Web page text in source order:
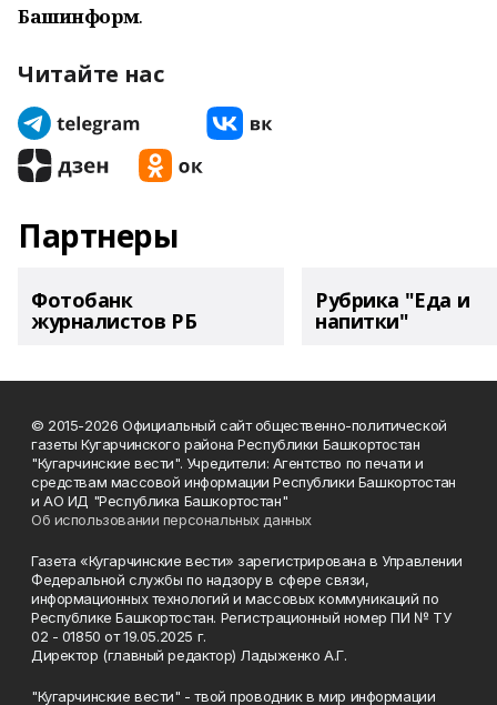
Башинформ.
Читайте нас
Партнеры
Фотобанк
журналистов РБ
Рубрика "Еда и
напитки"
© 2015-2026 Официальный сайт общественно-политической
газеты Кугарчинского района Республики Башкортостан
"Кугарчинские вести". Учредители: Агентство по печати и
средствам массовой информации Республики Башкортостан
и АО ИД "Республика Башкортостан"
Об использовании персональных данных
Газета «Кугарчинские вести» зарегистрирована в Управлении
Федеральной службы по надзору в сфере связи,
информационных технологий и массовых коммуникаций по
Республике Башкортостан. Регистрационный номер ПИ № ТУ
02 - 01850 от 19.05.2025 г.
Директор (главный редактор) Ладыженко А.Г.
"Кугарчинские вести" - твой проводник в мир информации